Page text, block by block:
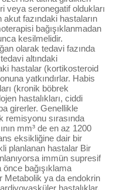
veya seronegatif oldukları
akut fazındaki hastaların
bağışıklanmadan
kesilmelidir.
olarak tedavi fazında
altındaki
hastalar (kortikosteroid
yatkındırlar. Habis
(kronik böbrek
hastalıkları, ciddi
girerler. Genellikle
remisyonu sırasında
mm³ de en az 1200
eksikliğine dair bir
planlanan hastalar Bir
immün supresif
bağışıklama
Metabolik ya da endokrin
hastalıklar,